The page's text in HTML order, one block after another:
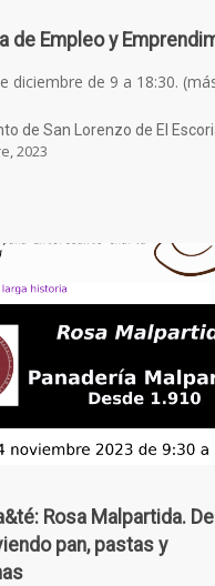
de Empleo y
diciembre de 9 a 18:30.
de San Lorenzo de El
2023
Rosa Malpartida.
pan, pastas y